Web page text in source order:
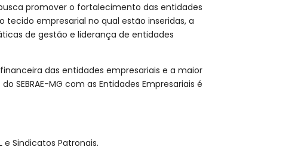
promover o fortalecimento das entidades
empresarial no qual estão inseridas, a
de gestão e liderança de entidades
das entidades empresariais e a maior
MG com as Entidades Empresariais é
Sindicatos Patronais.